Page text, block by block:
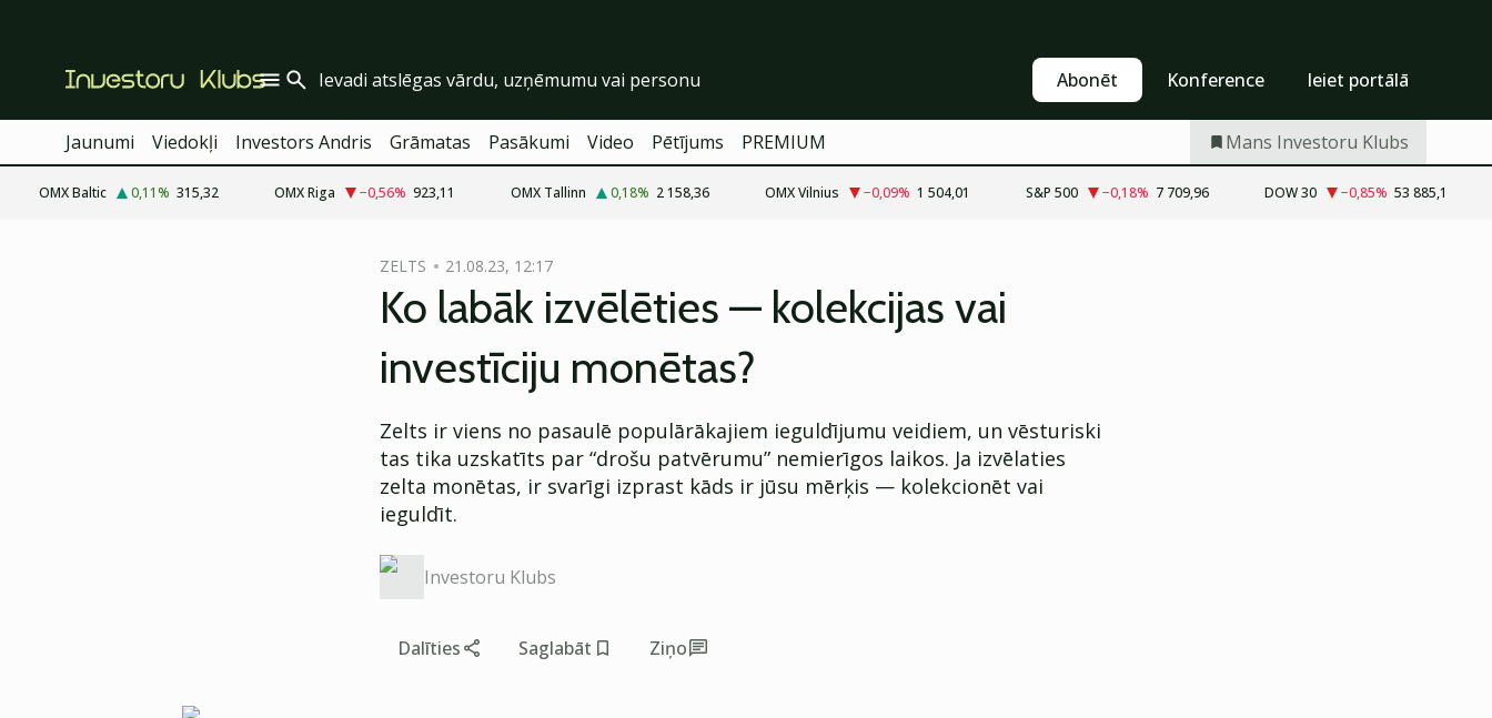
Abonēt Konference Ieiet portālā
Jaunumi Viedokļi Investors Andris Grāmatas Pasākumi Video Pētījums PREMIUM Mans Investoru Klubs
OMX Baltic 0,11% 315,32 OMX Riga −0,56% 923,11 OMX Tallinn 0,18% 2 158,36 OMX Vilnius −0,09% 1 504,01 S&P 500 −0,18% 7 709,96 DOW 30 −0,85% 53 885,1
ZELTS 21.08.23, 12:17
Ko labāk izvēlēties — kolekcijas vai
investīciju monētas?
Zelts ir viens no pasaulē populārākajiem ieguldījumu veidiem, un vēsturiski
tas tika uzskatīts par “drošu patvērumu” nemierīgos laikos. Ja izvēlaties
zelta monētas, ir svarīgi izprast kāds ir jūsu mērķis — kolekcionēt vai
ieguldīt.
Investoru Klubs
Dalīties Saglabāt Ziņo